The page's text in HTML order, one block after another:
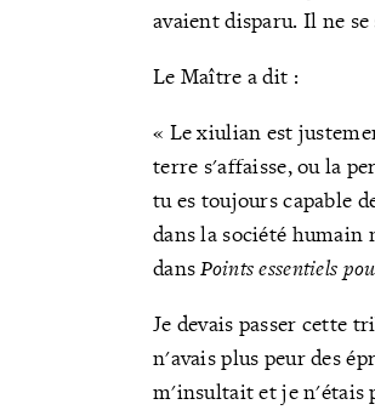
avaient disparu. Il ne
Le Maître a dit :
« Le xiulian est
terre s'affaisse, ou la
tu es toujours capable
dans la société
dansPoints essentiels
Je devais passer cette
n'avais plus peur des
m'insultait et je n'étais